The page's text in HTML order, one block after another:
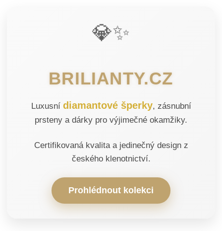
💎✨
BRILIANTY.CZ
Luxusní diamantové šperky, zásnubní
prsteny a dárky pro výjimečné okamžiky.
Certifikovaná kvalita a jedinečný design z
českého klenotnictví.
Prohlédnout kolekci